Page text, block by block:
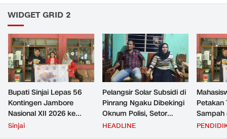
WIDGET GRID 2
Bupati Sinjai Lepas 56
Kontingen Jambore
Nasional XII 2026 ke
Cibubur
Sinjai
Pelangsir Solar Subsidi di
Pinrang Ngaku Dibekingi
Oknum Polisi, Setor
Rp2,5 Juta Per Bulan Lalu
HEADLINE
Petakan
Sampah
untuk